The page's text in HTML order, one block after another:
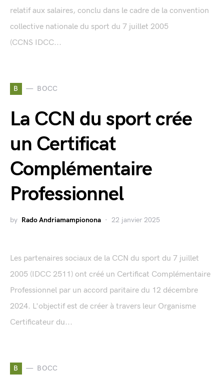
relatif aux salaires, conclu dans le cadre de la convention
collective nationale du sport du 7 juillet 2005
(CCNS IDCC...
B BOCC
La CCN du sport crée
un Certificat
Complémentaire
Professionnel
by Rado Andriamampionona 22 janvier 2025
Les partenaires sociaux de la CCN du sport du 7 juillet
2005 (IDCC 2511) ont créé un Certificat Complémentaire
Professionnel par un accord paritaire du 12 décembre
2024. L'objectif est de créer à travers leur Organisme
Certificateur du...
B BOCC